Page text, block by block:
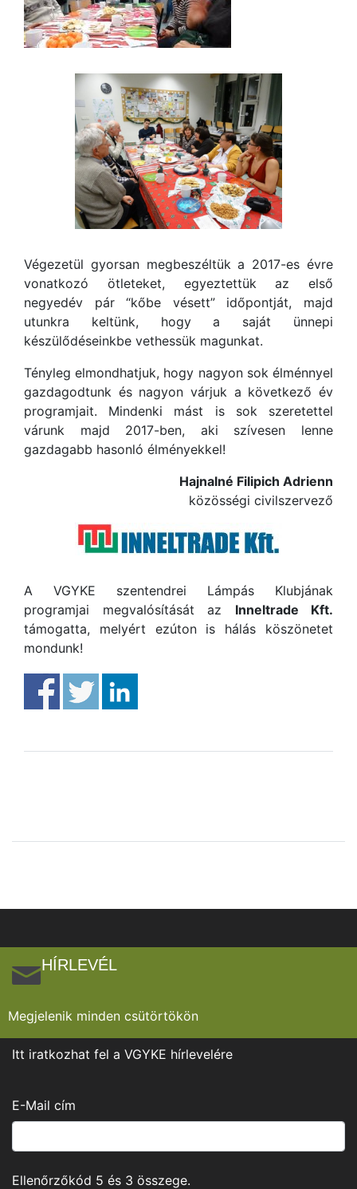
Végezetül gyorsan megbeszéltük a 2017-es évre
vonatkozó ötleteket, egyeztettük az első
negyedév pár “kőbe vésett” időpontját, majd
utunkra keltünk, hogy a saját ünnepi
készülődéseinkbe vethessük magunkat.
Tényleg elmondhatjuk, hogy nagyon sok élménnyel
gazdagodtunk és nagyon várjuk a következő év
programjait. Mindenki mást is sok szeretettel
várunk majd 2017-ben, aki szívesen lenne
gazdagabb hasonló élményekkel!
Hajnalné Filipich Adrienn
közösségi civilszervező
A VGYKE szentendrei Lámpás Klubjának
programjai megvalósítását az Inneltrade Kft.
támogatta, melyért ezúton is hálás köszönetet
mondunk!
HÍRLEVÉL
Megjelenik minden csütörtökön
Itt iratkozhat fel a VGYKE hírlevelére
E-Mail cím
Ellenőrzőkód 5 és 3 összege.